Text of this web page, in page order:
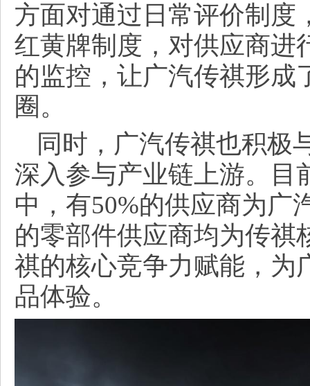
方面对通过日常评价制度
红黄牌制度，对供应商进
的监控，让广汽传祺形成
圈。
同时，广汽传祺也积极
深入参与产业链上游。目
中，有50%的供应商为广
的零部件供应商均为传祺
祺的核心竞争力赋能，为
品体验。